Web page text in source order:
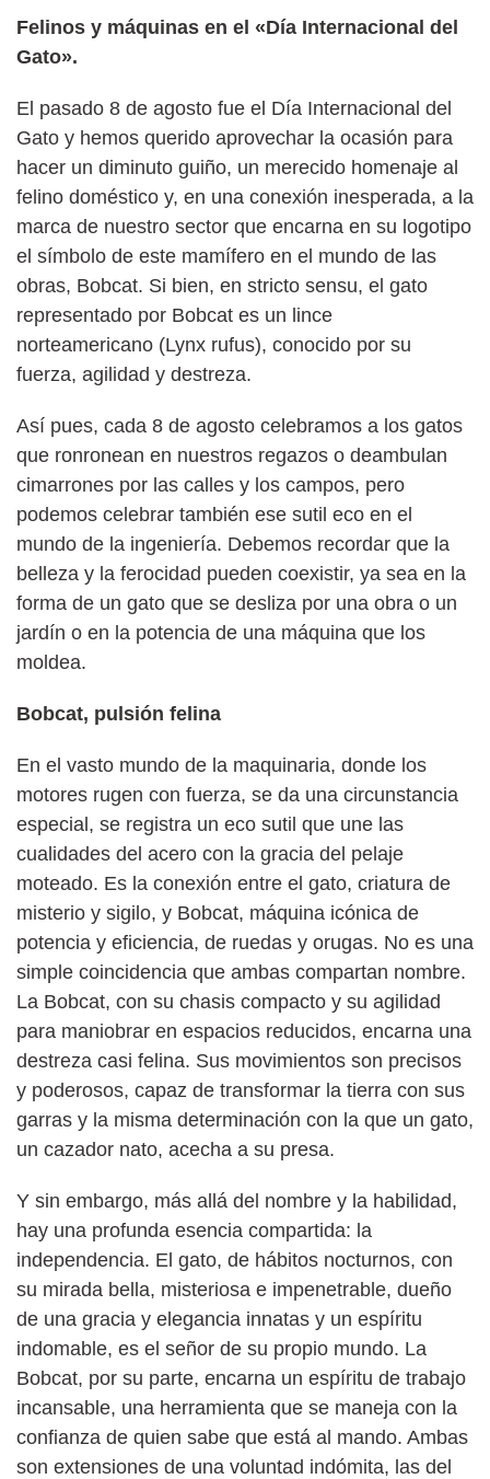
Felinos y máquinas en el «Día Internacional del
Gato».
El pasado 8 de agosto fue el Día Internacional del
Gato y hemos querido aprovechar la ocasión para
hacer un diminuto guiño, un merecido homenaje al
felino doméstico y, en una conexión inesperada, a la
marca de nuestro sector que encarna en su logotipo
el símbolo de este mamífero en el mundo de las
obras, Bobcat. Si bien, en stricto sensu, el gato
representado por Bobcat es un lince
norteamericano (Lynx rufus), conocido por su
fuerza, agilidad y destreza.
Así pues, cada 8 de agosto celebramos a los gatos
que ronronean en nuestros regazos o deambulan
cimarrones por las calles y los campos, pero
podemos celebrar también ese sutil eco en el
mundo de la ingeniería. Debemos recordar que la
belleza y la ferocidad pueden coexistir, ya sea en la
forma de un gato que se desliza por una obra o un
jardín o en la potencia de una máquina que los
moldea.
Bobcat, pulsión felina
En el vasto mundo de la maquinaria, donde los
motores rugen con fuerza, se da una circunstancia
especial, se registra un eco sutil que une las
cualidades del acero con la gracia del pelaje
moteado. Es la conexión entre el gato, criatura de
misterio y sigilo, y Bobcat, máquina icónica de
potencia y eficiencia, de ruedas y orugas. No es una
simple coincidencia que ambas compartan nombre.
La Bobcat, con su chasis compacto y su agilidad
para maniobrar en espacios reducidos, encarna una
destreza casi felina. Sus movimientos son precisos
y poderosos, capaz de transformar la tierra con sus
garras y la misma determinación con la que un gato,
un cazador nato, acecha a su presa.
Y sin embargo, más allá del nombre y la habilidad,
hay una profunda esencia compartida: la
independencia. El gato, de hábitos nocturnos, con
su mirada bella, misteriosa e impenetrable, dueño
de una gracia y elegancia innatas y un espíritu
indomable, es el señor de su propio mundo. La
Bobcat, por su parte, encarna un espíritu de trabajo
incansable, una herramienta que se maneja con la
confianza de quien sabe que está al mando. Ambas
son extensiones de una voluntad indómita, las del